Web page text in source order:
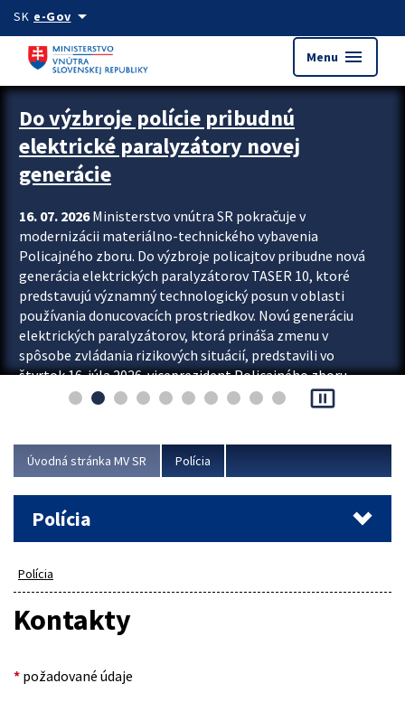
Preskocit na hlavný obsah
SK e-Govarrow_drop_down
Menu menu
Zastavit automatický posun upútavok
Do výzbroje polície pribudnú
elektrické paralyzátory novej
generácie
16. 07. 2026Ministerstvo vnútra SR pokračuje v
modernizácii materiálno-technického vybavenia
Policajného zboru. Do výzbroje policajtov pribudne nová
generácia elektrických paralyzátorov TASER 10, ktoré
predstavujú významný technologický posun v oblasti
používania donucovacích prostriedkov. Novú generáciu
elektrických paralyzátorov, ktorá prináša zmenu v
spôsobe zvládania rizikových situácií, predstavili vo
štvrtok 16. júla 2026 viceprezident Policajného zboru
Rastislav Polakovič a riaditeľ odboru výcviku...
pause_presentation
Úvodná stránka MV SR Polícia
Polícia
Polícia
Kontakty
* požadované údaje